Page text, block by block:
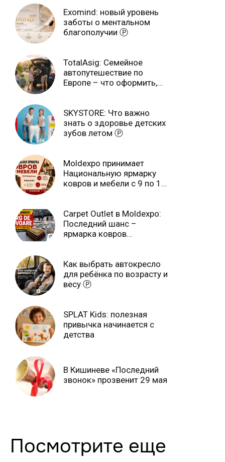
Exomind: новый уровень
заботы о ментальном
благополучии Ⓟ
TotalAsig: Семейное
автопутешествие по
Европе – что оформить,
SKYSTORE: Что важно
знать о здоровье детских
зубов летом Ⓟ
Moldexpo принимает
Национальную ярмарку
ковров и мебели с 9 по 14
Carpet Outlet в Moldexpo:
Последний шанс –
ярмарка ковров
Как выбрать автокресло
для ребёнка по возрасту и
весу Ⓟ
SPLAT Kids: полезная
привычка начинается с
детства
В Кишиневе «Последний
звонок» прозвенит 29 мая
Посмотрите еще